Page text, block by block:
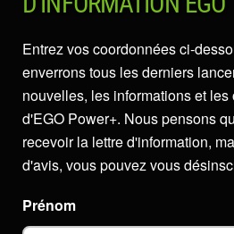
Entrez vos coordonnées ci-
enverrons tous les derniers
nouvelles, les informations et
d'EGO Power+. Nous pensons
recevoir la lettre d'information,
d'avis, vous pouvez vous
Prénom